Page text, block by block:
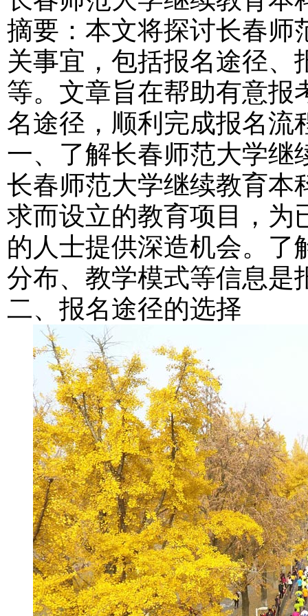
摘要：本文将探讨长春师
关事宜，包括报名途径、
等。文章旨在帮助有意报
名途径，顺利完成报名流
一、了解长春师范大学继
长春师范大学继续教育本
求而设立的教育项目，为
的人士提供深造机会。了
分布、教学模式等信息是
二、报名途径的选择